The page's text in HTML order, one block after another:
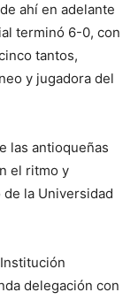
ahí en adelante
terminó 6-0, con
tantos,
y jugadora del
las antioqueñas
el ritmo y
la Universidad
delegación con